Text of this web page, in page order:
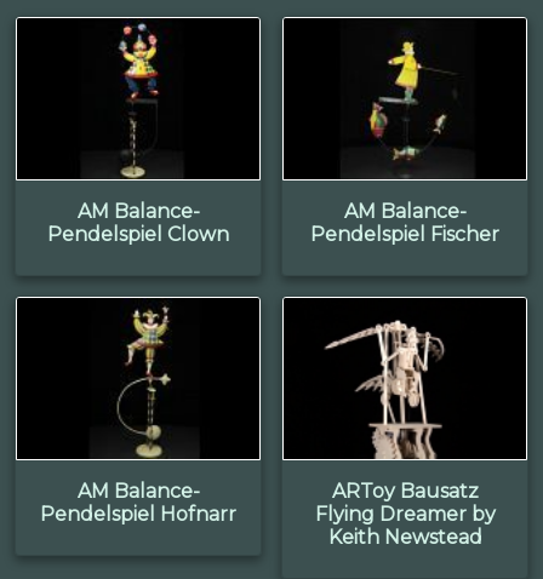
AM Balance-
Pendelspiel Clown
AM Balance-
Pendelspiel Fischer
AM Balance-
Pendelspiel Hofnarr
ARToy Bausatz
Flying Dreamer by
Keith Newstead